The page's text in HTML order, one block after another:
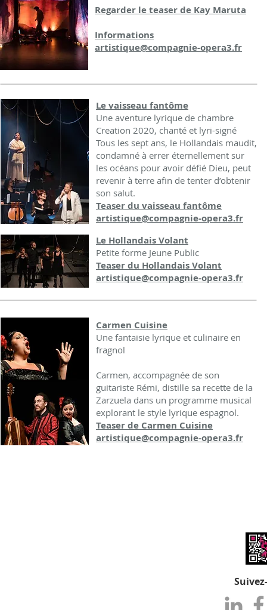
Regarder le teaser de Kay Maruta
Informations
artistique@compagnie-opera3.fr
Le vaisseau fantôme
Une aventure lyrique de chambre
Creation 2020, chanté et lyri-signé
Tous les sept ans, le Hollandais maudit,
condamné à errer éternellement sur
les océans pour avoir défié Dieu, peut
revenir à terre afin de tenter d’obtenir
son salut.
Teaser du vaisseau fantôme
artistique@compagnie-opera3.fr
Le Hollandais Volant
Petite forme Jeune Public
Teaser du Hollandais Volant
artistique@compagnie-opera3.fr
Carmen Cuisine
Une fantaisie lyrique et culinaire en
fragnol
Carmen, accompagnée de son
guitariste Rémi, distille sa recette de la
Zarzuela dans un programme musical
explorant le style lyrique espagnol.
​Teaser de Carmen Cuisine
artistique@compagnie-opera3.fr